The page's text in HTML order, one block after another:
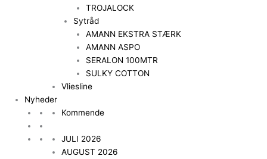
TROJALOCK
Sytråd
AMANN EKSTRA STÆRK
AMANN ASPO
SERALON 100MTR
SULKY COTTON
Vliesline
Nyheder
Kommende
JULI 2026
AUGUST 2026